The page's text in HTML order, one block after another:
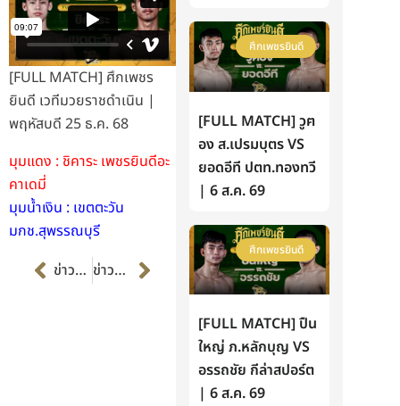
[FULL MATCH] ศึกเพชร
ยินดี เวทีมวยราชดำเนิน |
พฤหัสบดี 25 ธ.ค. 68
มุมแดง : ชิคาระ เพชรยินดีอะ
คาเดมี่
มุมน้ำเงิน : เขตตะวัน
มกช.สุพรรณบุรี
Prevข่าวก่อนหน้า ข่าวต่อไป Next
ศึกเพชรยินดี
[FULL MATCH] วูฅ
อง ส.เปรมบุตร VS
ยอดอีที ปตท.ทองทวี
| 6 ส.ค. 69
ศึกเพชรยินดี
[FULL MATCH] ปืน
ใหญ่ ภ.หลักบุญ VS
อรรถชัย กีล่าสปอร์ต
| 6 ส.ค. 69